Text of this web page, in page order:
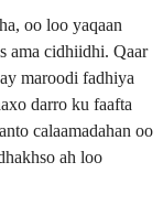
oo loo yaqaan
ama cidhiidhi. Qaar
maroodi fadhiya
darro ku faafta
calaamadahan oo
ah loo